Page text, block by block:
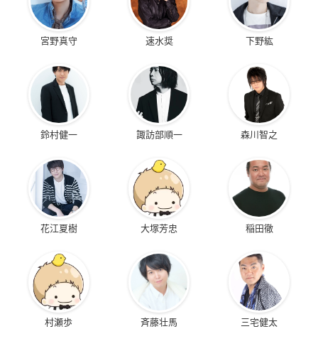
宮野真守 速水奨 下野紘
鈴村健一 諏訪部順一 森川智之
花江夏樹 大塚芳忠 稲田徹
村瀬歩 斉藤壮馬 三宅健太